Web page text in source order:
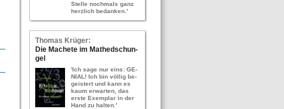
Stel­le noch­mals ganz
herz­lich be­dan­ken.'
Tho­mas Krü­ger:
Die Ma­che­te im Ma­thed­schun­
gel
'Ich sage nur eins: GE­
NI­AL! Ich bin völ­lig be­
geis­tert und kann es
kaum er­war­ten, das
erste Ex­em­plar in der
Hand zu hal­ten.'